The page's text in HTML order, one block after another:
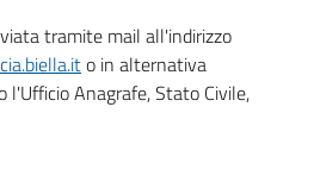
tramite mail all'indirizzo
o in alternativa
l'Ufficio Anagrafe, Stato Civile,